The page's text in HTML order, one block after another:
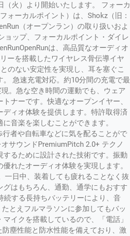
（火）より開始いたします。 フォーカ
ォーカルポイント）は、Shokz（旧：
（オープンラン）の取り扱いおよ
ョップ、フォーカルポイント・ダイレ
は、高品質なオーディオ
ーを搭載したワイヤレス骨伝導イヤ
のない安定性を実現し、耳を塞ぐこ
急速充電対応。約10分間の充電で最
。急な空き時間の運動でも、ウェア
ナーです。快適なオープンイヤー、
ィオ体験を提供します。特許取得済
音楽を楽しむことができます。
者や自転車などに気を配ることがで
サウンドPremiumPitch 2.0+ テクノ
るために設計された技術です。振動
れたオーディオ体験を実現します。
一日中、装着しても疲れることなく抜
はもちろん、通勤、通学にもおすす
する長持ちバッテリーにより、音
とえフルマラソンに参加してもバッ
イクを搭載しているので、「電話」
塵性能と防水性能を備えており、激